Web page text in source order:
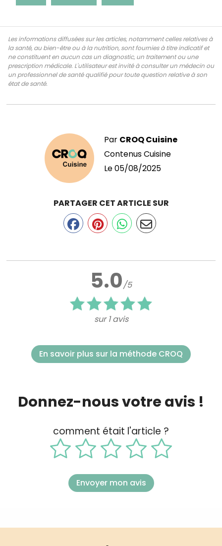
Les informations diffusées sur les articles, notamment celles relatives à
la santé, au bien-être ou à la nutrition, sont fournies à titre indicatif et
ne constituent en aucun cas un diagnostic, un traitement ou une
prescription médicale. L'utilisateur est invité à consulter un médecin ou
un professionnel de santé qualifié pour toute question relative à son
état de santé.
Par CROQ Cuisine
Contenus Cuisine
Le05/08/2025
5.0/5
sur 1 avis
PARTAGER CET ARTICLE SUR
En savoir plus sur la méthode CROQ
Donnez-nous votre avis !
comment était l'article ?
Envoyer mon avis